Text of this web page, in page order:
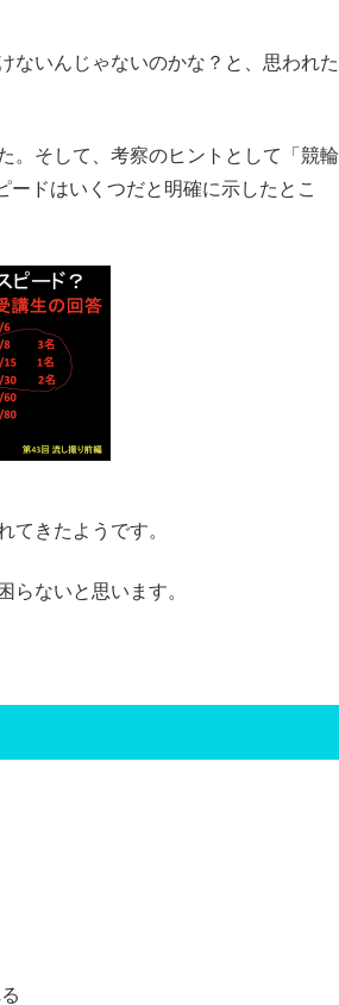
ないんじゃないのかな？と、思われた
そして、考察のヒントとして「競輪
ドはいくつだと明確に示したとこ
てきたようです。
ないと思います。